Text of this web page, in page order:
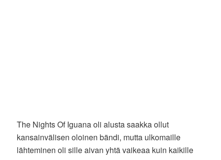
The Nights Of Iguana oli alusta saakka ollut
kansainvälisen oloinen bändi, mutta ulkomaille
lähteminen oli sille aivan yhtä vaikeaa kuin kaikille